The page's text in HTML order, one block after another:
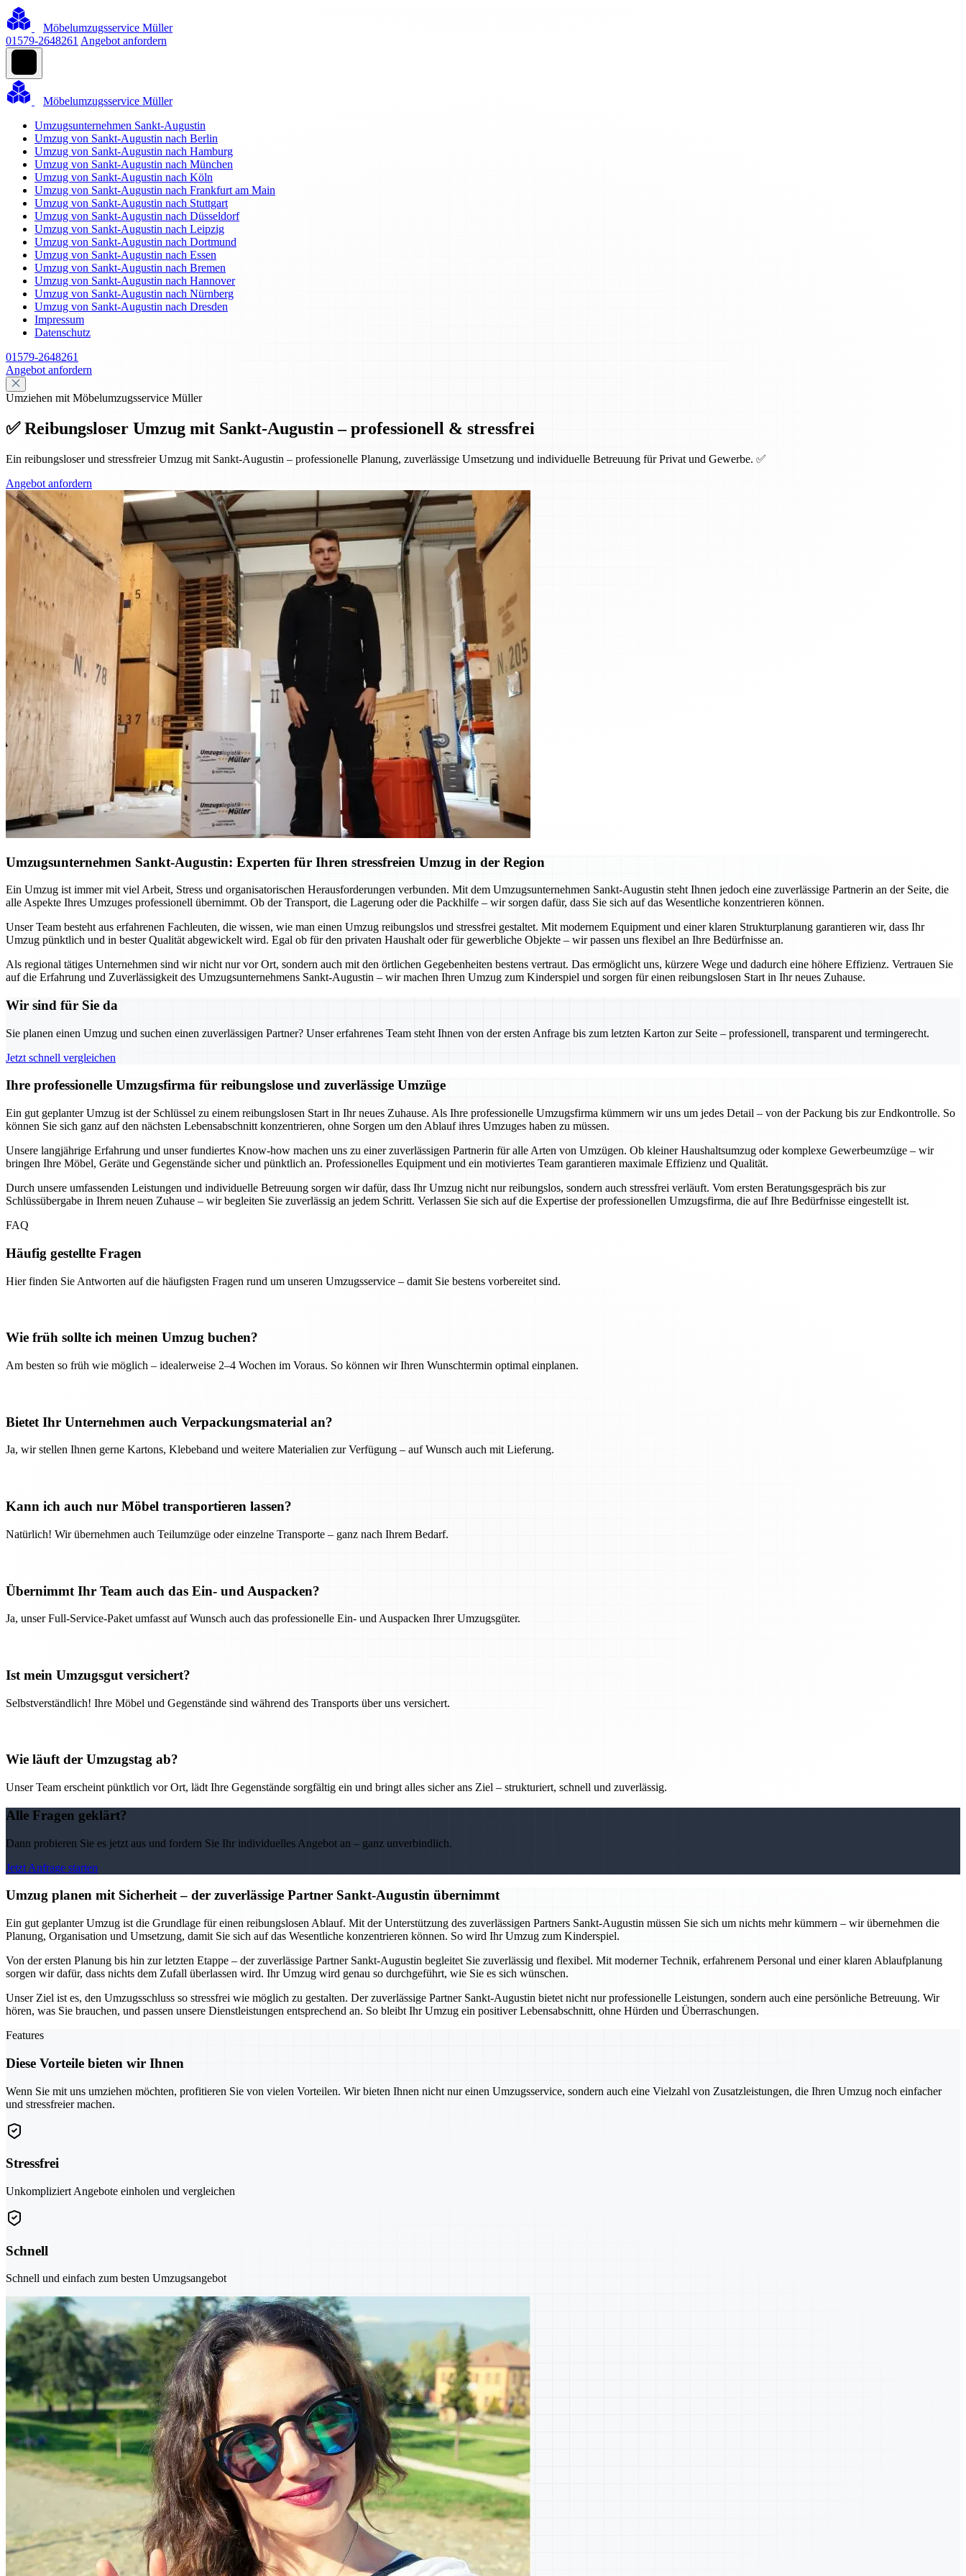
Möbelumzugsservice Müller
01579-2648261 Angebot anfordern
Möbelumzugsservice Müller
Umzugsunternehmen Sankt-Augustin
Umzug von Sankt-Augustin nach Berlin
Umzug von Sankt-Augustin nach Hamburg
Umzug von Sankt-Augustin nach München
Umzug von Sankt-Augustin nach Köln
Umzug von Sankt-Augustin nach Frankfurt am Main
Umzug von Sankt-Augustin nach Stuttgart
Umzug von Sankt-Augustin nach Düsseldorf
Umzug von Sankt-Augustin nach Leipzig
Umzug von Sankt-Augustin nach Dortmund
Umzug von Sankt-Augustin nach Essen
Umzug von Sankt-Augustin nach Bremen
Umzug von Sankt-Augustin nach Hannover
Umzug von Sankt-Augustin nach Nürnberg
Umzug von Sankt-Augustin nach Dresden
Impressum
Datenschutz
01579-2648261
Angebot anfordern
Umziehen mit Möbelumzugsservice Müller
✅ Reibungsloser Umzug mit Sankt-Augustin – professionell & stressfrei
Ein reibungsloser und stressfreier Umzug mit Sankt-Augustin – professionelle Planung, zuverlässige Umsetzung und individuelle Betreuung für Privat und Gewerbe. ✅
Angebot anfordern
Umzugsunternehmen Sankt-Augustin: Experten für Ihren stressfreien Umzug in der Region
Ein Umzug ist immer mit viel Arbeit, Stress und organisatorischen Herausforderungen verbunden. Mit dem Umzugsunternehmen Sankt-Augustin steht Ihnen jedoch eine zuverlässige Partnerin an der Seite, die
alle Aspekte Ihres Umzuges professionell übernimmt. Ob der Transport, die Lagerung oder die Packhilfe – wir sorgen dafür, dass Sie sich auf das Wesentliche konzentrieren können.
Unser Team besteht aus erfahrenen Fachleuten, die wissen, wie man einen Umzug reibungslos und stressfrei gestaltet. Mit modernem Equipment und einer klaren Strukturplanung garantieren wir, dass Ihr
Umzug pünktlich und in bester Qualität abgewickelt wird. Egal ob für den privaten Haushalt oder für gewerbliche Objekte – wir passen uns flexibel an Ihre Bedürfnisse an.
Als regional tätiges Unternehmen sind wir nicht nur vor Ort, sondern auch mit den örtlichen Gegebenheiten bestens vertraut. Das ermöglicht uns, kürzere Wege und dadurch eine höhere Effizienz. Vertrauen Sie
auf die Erfahrung und Zuverlässigkeit des Umzugsunternehmens Sankt-Augustin – wir machen Ihren Umzug zum Kinderspiel und sorgen für einen reibungslosen Start in Ihr neues Zuhause.
Wir sind für Sie da
Sie planen einen Umzug und suchen einen zuverlässigen Partner? Unser erfahrenes Team steht Ihnen von der ersten Anfrage bis zum letzten Karton zur Seite – professionell, transparent und termingerecht.
Jetzt schnell vergleichen
Ihre professionelle Umzugsfirma für reibungslose und zuverlässige Umzüge
Ein gut geplanter Umzug ist der Schlüssel zu einem reibungslosen Start in Ihr neues Zuhause. Als Ihre professionelle Umzugsfirma kümmern wir uns um jedes Detail – von der Packung bis zur Endkontrolle. So
können Sie sich ganz auf den nächsten Lebensabschnitt konzentrieren, ohne Sorgen um den Ablauf ihres Umzuges haben zu müssen.
Unsere langjährige Erfahrung und unser fundiertes Know-how machen uns zu einer zuverlässigen Partnerin für alle Arten von Umzügen. Ob kleiner Haushaltsumzug oder komplexe Gewerbeumzüge – wir
bringen Ihre Möbel, Geräte und Gegenstände sicher und pünktlich an. Professionelles Equipment und ein motiviertes Team garantieren maximale Effizienz und Qualität.
Durch unsere umfassenden Leistungen und individuelle Betreuung sorgen wir dafür, dass Ihr Umzug nicht nur reibungslos, sondern auch stressfrei verläuft. Vom ersten Beratungsgespräch bis zur
Schlüssübergabe in Ihrem neuen Zuhause – wir begleiten Sie zuverlässig an jedem Schritt. Verlassen Sie sich auf die Expertise der professionellen Umzugsfirma, die auf Ihre Bedürfnisse eingestellt ist.
FAQ
Häufig gestellte Fragen
Hier finden Sie Antworten auf die häufigsten Fragen rund um unseren Umzugsservice – damit Sie bestens vorbereitet sind.
Wie früh sollte ich meinen Umzug buchen?
Am besten so früh wie möglich – idealerweise 2–4 Wochen im Voraus. So können wir Ihren Wunschtermin optimal einplanen.
Bietet Ihr Unternehmen auch Verpackungsmaterial an?
Ja, wir stellen Ihnen gerne Kartons, Klebeband und weitere Materialien zur Verfügung – auf Wunsch auch mit Lieferung.
Kann ich auch nur Möbel transportieren lassen?
Natürlich! Wir übernehmen auch Teilumzüge oder einzelne Transporte – ganz nach Ihrem Bedarf.
Übernimmt Ihr Team auch das Ein- und Auspacken?
Ja, unser Full-Service-Paket umfasst auf Wunsch auch das professionelle Ein- und Auspacken Ihrer Umzugsgüter.
Ist mein Umzugsgut versichert?
Selbstverständlich! Ihre Möbel und Gegenstände sind während des Transports über uns versichert.
Wie läuft der Umzugstag ab?
Unser Team erscheint pünktlich vor Ort, lädt Ihre Gegenstände sorgfältig ein und bringt alles sicher ans Ziel – strukturiert, schnell und zuverlässig.
Alle Fragen geklärt?
Dann probieren Sie es jetzt aus und fordern Sie Ihr individuelles Angebot an – ganz unverbindlich.
Jetzt Anfrage starten
Umzug planen mit Sicherheit – der zuverlässige Partner Sankt-Augustin übernimmt
Ein gut geplanter Umzug ist die Grundlage für einen reibungslosen Ablauf. Mit der Unterstützung des zuverlässigen Partners Sankt-Augustin müssen Sie sich um nichts mehr kümmern – wir übernehmen die
Planung, Organisation und Umsetzung, damit Sie sich auf das Wesentliche konzentrieren können. So wird Ihr Umzug zum Kinderspiel.
Von der ersten Planung bis hin zur letzten Etappe – der zuverlässige Partner Sankt-Augustin begleitet Sie zuverlässig und flexibel. Mit moderner Technik, erfahrenem Personal und einer klaren Ablaufplanung
sorgen wir dafür, dass nichts dem Zufall überlassen wird. Ihr Umzug wird genau so durchgeführt, wie Sie es sich wünschen.
Unser Ziel ist es, den Umzugsschluss so stressfrei wie möglich zu gestalten. Der zuverlässige Partner Sankt-Augustin bietet nicht nur professionelle Leistungen, sondern auch eine persönliche Betreuung. Wir
hören, was Sie brauchen, und passen unsere Dienstleistungen entsprechend an. So bleibt Ihr Umzug ein positiver Lebensabschnitt, ohne Hürden und Überraschungen.
Features
Diese Vorteile bieten wir Ihnen
Wenn Sie mit uns umziehen möchten, profitieren Sie von vielen Vorteilen. Wir bieten Ihnen nicht nur einen Umzugsservice, sondern auch eine Vielzahl von Zusatzleistungen, die Ihren Umzug noch einfacher
und stressfreier machen.
Stressfrei
Unkompliziert Angebote einholen und vergleichen
Schnell
Schnell und einfach zum besten Umzugsangebot